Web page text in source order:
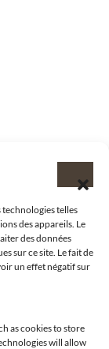
telles
des appareils. Le
des données
sur ce site. Le fait de
un effet négatif sur
as cookies to store
will allow